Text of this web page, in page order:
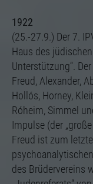
1922
(25.-27.9.) Der 7.
Haus des
Unterstützung“.
Freud, Alexander,
Hollós, Horney,
Róheim, Simmel
Impulse (der
Freud ist zum
des Brüdervereins